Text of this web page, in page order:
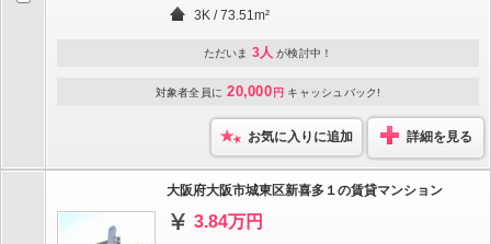
3K / 73.51m²
ただいま 3人 が検討中！
対象者全員に 20,000 円 キャッシュバック!
お気に入りに追加 詳細を見る
大阪府大阪市城東区新喜多１の賃貸マンション
3.84万円